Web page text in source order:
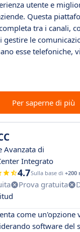
utente e
Questa
tra i canali,
gestire le
esse telefoniche,
Per saperne di più
Avanzata di
Integrato
4.7Sulla base di +200
Prova gratuita
come
software del